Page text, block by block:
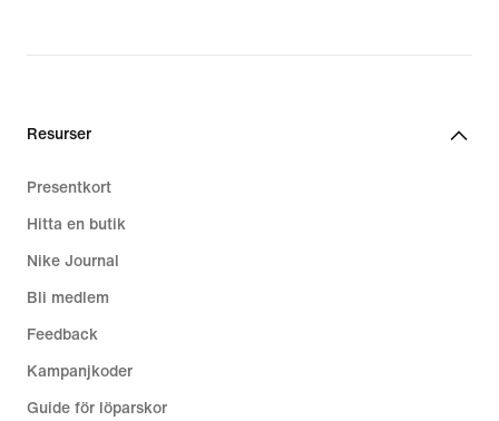
529,00 kr
Resurser
Presentkort
Hitta en butik
Nike Journal
Bli medlem
Feedback
Kampanjkoder
Guide för löparskor